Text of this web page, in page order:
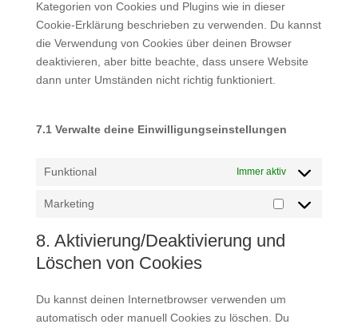
Kategorien von Cookies und Plugins wie in dieser
Cookie-Erklärung beschrieben zu verwenden. Du kannst
die Verwendung von Cookies über deinen Browser
deaktivieren, aber bitte beachte, dass unsere Website
dann unter Umständen nicht richtig funktioniert.
7.1 Verwalte deine Einwilligungseinstellungen
Funktional Immer aktiv
Marketing
Marketing
8. Aktivierung/Deaktivierung und
Löschen von Cookies
Du kannst deinen Internetbrowser verwenden um
automatisch oder manuell Cookies zu löschen. Du